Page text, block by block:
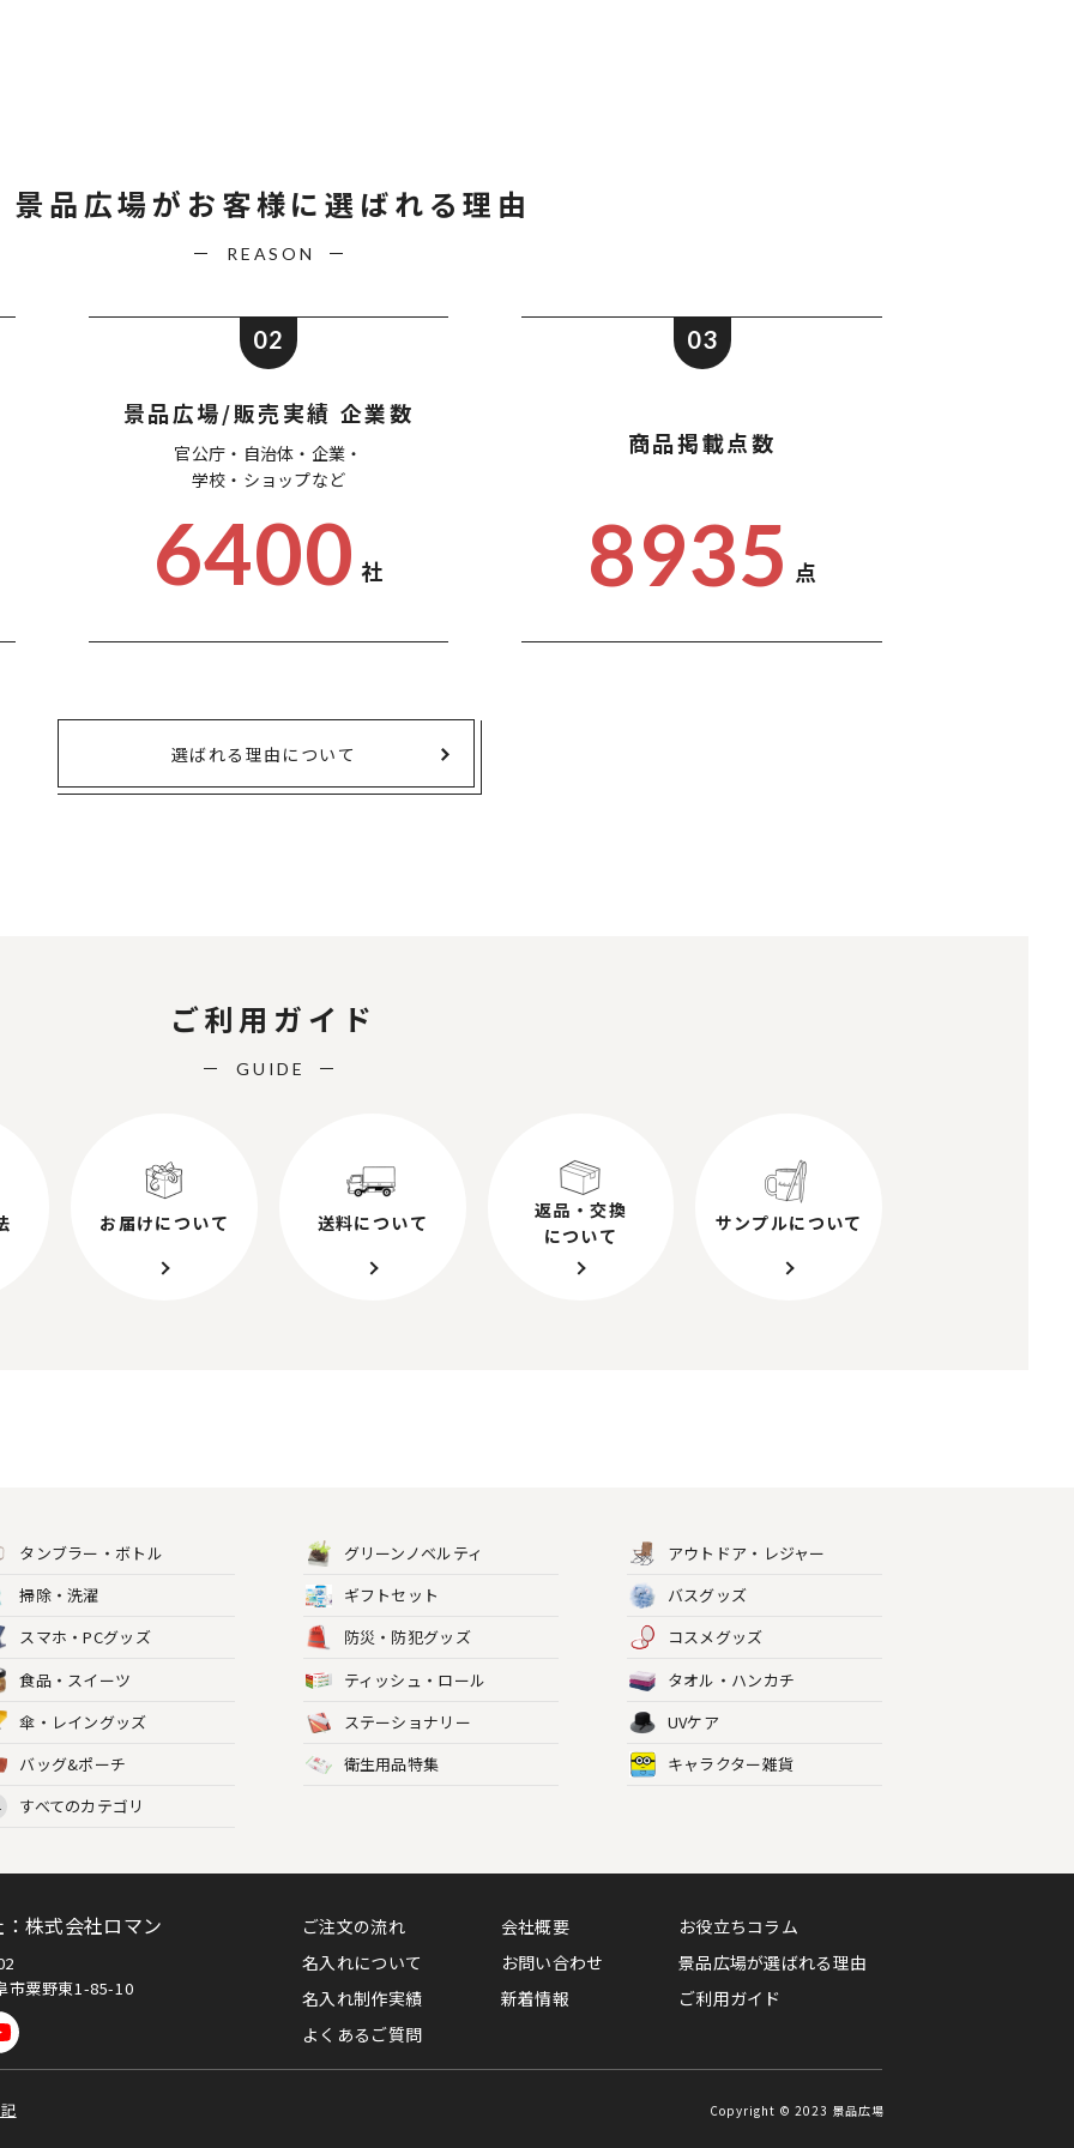
景品広場が お客様に選ばれる理由
REASON
02
景品広場/販売実績 企業数
官公庁・自治体・企業・
学校・ショップなど
6400 社
03
商品掲載点数
8935 点
選ばれる理由について
ご利用ガイド
GUIDE
お届けについて 送料について
返品・交換
について
サンプルについて
タンブラー・ボトル グリーンノベルティ
アウトドア・レジャー
掃除・洗濯
ギフトセット
バスグッズ
スマホ・PCグッズ
防災・防犯グッズ
コスメグッズ
食品・スイーツ
ティッシュ・ロール
タオル・ハンカチ
傘・レイングッズ
ステーショナリー
UVケア
バッグ&ポーチ
衛生用品特集 キャラクター雑貨
すべてのカテゴリ
株式会社ロマン
市粟野東1-85-10
ご注文の流れ
名入れについて
名入れ制作実績
よくあるご質問
会社概要
お問い合わせ
新着情報
お役立ちコラム
景品広場が選ばれる理由
ご利用ガイド
Copyright © 2023 景品広場